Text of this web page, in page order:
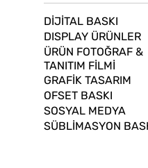
DİJİTAL BASKI
DISPLAY ÜRÜNLER
ÜRÜN FOTOĞRAF &
TANITIM FİLMİ
GRAFİK TASARIM
OFSET BASKI
SOSYAL MEDYA
SÜBLİMASYON